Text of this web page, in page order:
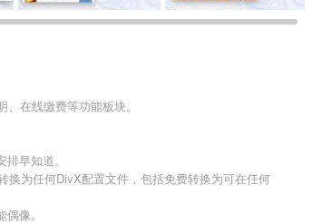
在线缴费等功能板块。
早知道。
换为任何DivX配置文件，包括免费转换为可在任何
像。